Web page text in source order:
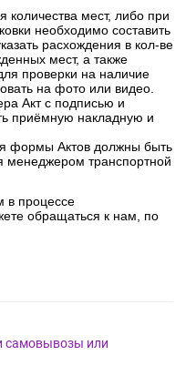
количества мест, либо при
необходимо составить
расхождения в кол-ве
мест, а также
проверки на наличие
на фото или видео.
Акт с подписью и
приёмную накладную и
формы Актов должны быть
менеджером транспортной
в процессе
обращаться к нам, по
самовывозы или